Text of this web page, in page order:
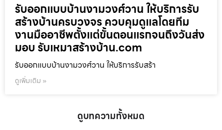
รับออกแบบบ้านงามวงศ์วาน ให้บริการรับ
สร้างบ้านครบวงจร ควบคุมดูแลโดยทีม
งานมืออาชีพตั้งแต่ขั้นตอนแรกจนถึงวันส่ง
มอบ รับเหมาสร้างบ้าน.com
รับออกแบบบ้านงามวงศ์วาน ให้บริการรับสร้า
ดูเพิ่มเติม »
ดูบทความทั้งหมด